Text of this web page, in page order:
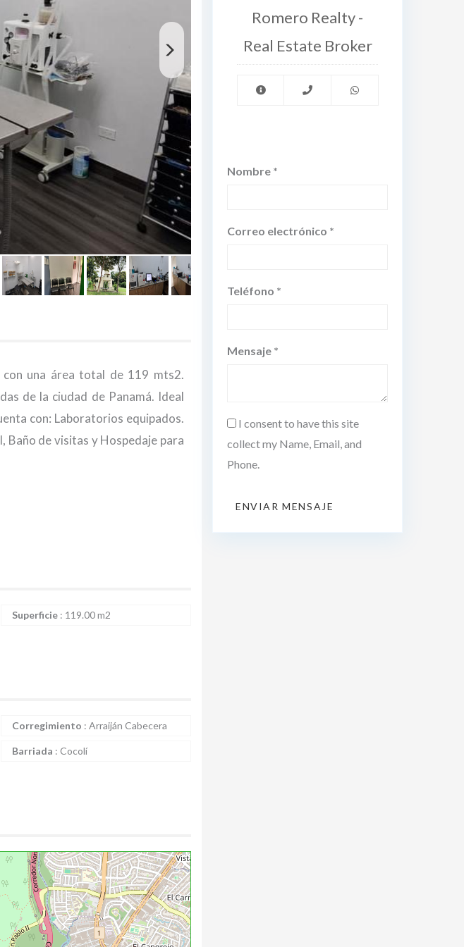
con una área total de 119 mts2.
de la ciudad de Panamá. Ideal
con: Laboratorios equipados.
Baño de visitas y Hospedaje para
Superficie : 119.00 m2
Corregimiento : Arraiján Cabecera
Barriada : Cocolí
Romero Realty -
Real Estate Broker
Nombre *
Correo electrónico *
Teléfono *
Mensaje *
I consent to have this site
collect my Name, Email, and
Phone.
ENVIAR MENSAJE